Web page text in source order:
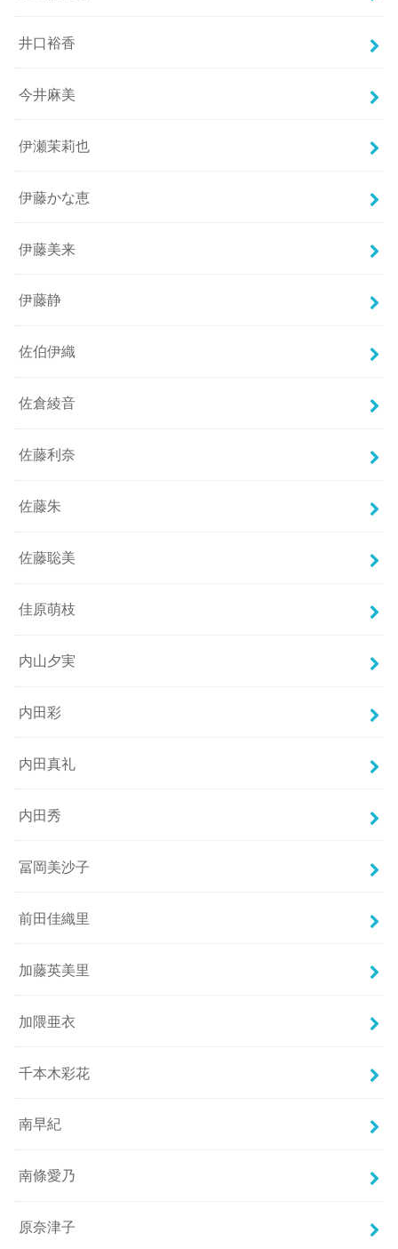
井口裕香
今井麻美
伊瀬茉莉也
伊藤かな恵
伊藤美来
伊藤静
佐伯伊織
佐倉綾音
佐藤利奈
佐藤朱
佐藤聡美
佳原萌枝
内山夕実
内田彩
内田真礼
内田秀
冨岡美沙子
前田佳織里
加藤英美里
加隈亜衣
千本木彩花
南早紀
南條愛乃
原奈津子